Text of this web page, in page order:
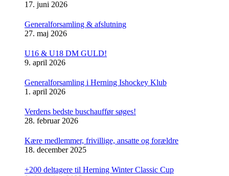
17. juni 2026
Generalforsamling & afslutning
27. maj 2026
U16 & U18 DM GULD!
9. april 2026
Generalforsamling i Herning Ishockey Klub
1. april 2026
Verdens bedste buschauffør søges!
28. februar 2026
Kære medlemmer, frivillige, ansatte og forældre
18. december 2025
+200 deltagere til Herning Winter Classic Cup